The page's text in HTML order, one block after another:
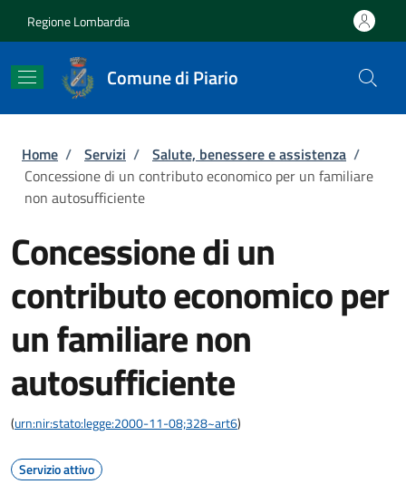
Regione Lombardia
Comune di Piario
Briciole di pane
Home / Servizi / Salute, benessere e assistenza /
Concessione di un contributo economico per un familiare
non autosufficiente
Concessione di un
contributo economico per
un familiare non
autosufficiente
(urn:nir:stato:legge:2000-11-08;328~art6)
Servizio attivo